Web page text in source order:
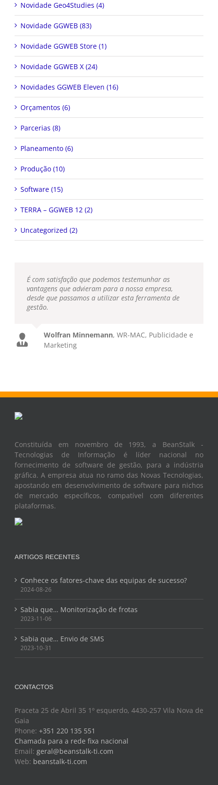
Novidade Geo4Studies (4)
Novidade GGWEB (83)
Novidade GGWEB Store (1)
Novidade GGWEB X (24)
Novidades GGWEB Eleven (16)
Orçamentos (6)
Parcerias (8)
Planeamento (6)
Produção (10)
Software (15)
TERRA – GGWEB 12 (2)
Uncategorized (2)
É com satisfação que podemos testemunhar as
vantagens que advieram para a nossa empresa,
desde que passamos a utilizar esta ferramenta de
gestão.
Wolfran Minnemann, WR-MAC, Publicidade e
Marketing
Constituída em novembro de 1993, a BeanStalk -
Tecnologias de Informação é líder nacional no
fornecimento de software de gestão, para a indústria
gráfica. A empresa atua no ramo das Novas Tecnologias,
apostando em desenvolvimento de software para nichos
de mercado específicos, compatível com diferentes
plataformas.
ARTIGOS RECENTES
Conhece os fatores-chave das equipas de sucesso?
2024-08-26
Sabia que… Monitorização de frotas
2023-11-06
Sabia que… Envio de SMS
2023-10-31
CONTACTOS
Praceta 25 de Abril 35 1º esquerdo, 4430-257 Vila Nova de
Gaia
Phone: +351 220 135 551
Chamada para a rede fixa nacional
Email: geral@beanstalk-ti.com
Web: beanstalk-ti.com